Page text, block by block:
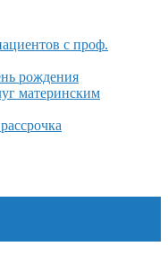
с проф.
рождения
материнским